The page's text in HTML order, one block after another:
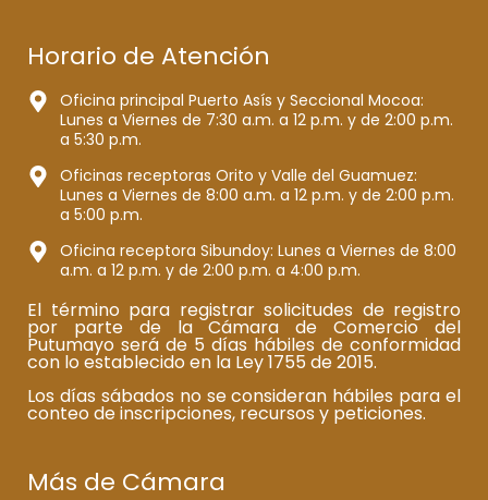
Horario de Atención
Oficina principal Puerto Asís y Seccional Mocoa:
Lunes a Viernes de 7:30 a.m. a 12 p.m. y de 2:00 p.m.
a 5:30 p.m.
Oficinas receptoras Orito y Valle del Guamuez:
Lunes a Viernes de 8:00 a.m. a 12 p.m. y de 2:00 p.m.
a 5:00 p.m.
Oficina receptora Sibundoy: Lunes a Viernes de 8:00
a.m. a 12 p.m. y de 2:00 p.m. a 4:00 p.m.
El término para registrar solicitudes de registro
por parte de la Cámara de Comercio del
Putumayo será de 5 días hábiles de conformidad
con lo establecido en la Ley 1755 de 2015.
Los días sábados no se consideran hábiles para el
conteo de inscripciones, recursos y peticiones.
Más de Cámara